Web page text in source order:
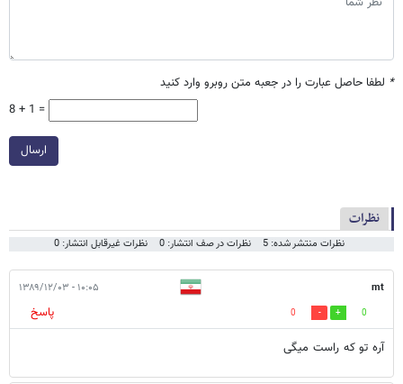
* لطفا حاصل عبارت را در جعبه متن روبرو وارد کنید
8 + 1 =
ارسال
نظرات
نظرات منتشر شده: 5 نظرات در صف انتشار: 0 نظرات غیرقابل انتشار: 0
mt ۱۰:۰۵ - ۱۳۸۹/۱۲/۰۳
0
0
پاسخ
آره تو که راست میگی